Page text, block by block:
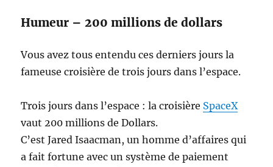
Humeur – 200 millions de dollars
Vous avez tous entendu ces derniers jours la
fameuse croisière de trois jours dans l’espace.
Trois jours dans l’espace : la croisière SpaceX
vaut 200 millions de Dollars.
C’est Jared Isaacman, un homme d’affaires qui
a fait fortune avec un système de paiement